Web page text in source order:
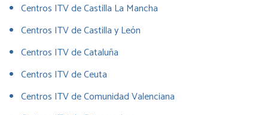
Centros ITV de Castilla La Mancha
Centros ITV de Castilla y León
Centros ITV de Cataluña
Centros ITV de Ceuta
Centros ITV de Comunidad Valenciana